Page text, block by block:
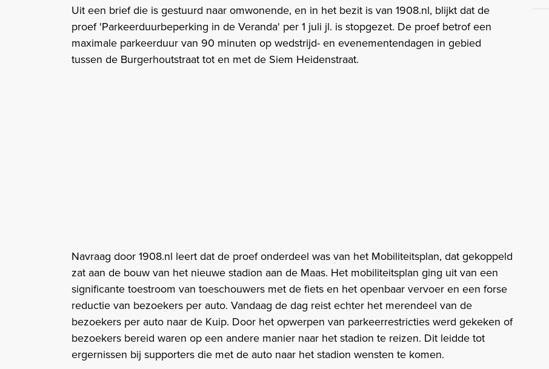
Uit een brief die is gestuurd naar omwonende, en in het bezit is van 1908.nl, blijkt dat de
proef 'Parkeerduurbeperking in de Veranda' per 1 juli jl. is stopgezet. De proef betrof een
maximale parkeerduur van 90 minuten op wedstrijd- en evenementendagen in gebied
tussen de Burgerhoutstraat tot en met de Siem Heidenstraat.
Navraag door 1908.nl leert dat de proef onderdeel was van het Mobiliteitsplan, dat gekoppeld
zat aan de bouw van het nieuwe stadion aan de Maas. Het mobiliteitsplan ging uit van een
significante toestroom van toeschouwers met de fiets en het openbaar vervoer en een forse
reductie van bezoekers per auto. Vandaag de dag reist echter het merendeel van de
bezoekers per auto naar de Kuip. Door het opwerpen van parkeerrestricties werd gekeken of
bezoekers bereid waren op een andere manier naar het stadion te reizen. Dit leidde tot
ergernissen bij supporters die met de auto naar het stadion wensten te komen.